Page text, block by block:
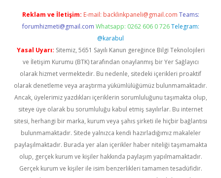
Reklam ve İletişim: E-mail: backlinkpaneli@gmail.com Teams:
forumhizmeti@gmail.com Whatsapp: 0262 606 0 726 Telegram:
@karabul
Yasal Uyarı: Sitemiz, 5651 Sayılı Kanun gereğince Bilgi Teknolojileri
ve İletişim Kurumu (BTK) tarafından onaylanmış bir Yer Sağlayıcı
olarak hizmet vermektedir. Bu nedenle, sitedeki içerikleri proaktif
olarak denetleme veya araştırma yükümlülüğümüz bulunmamaktadır.
Ancak, üyelerimiz yazdıkları içeriklerin sorumluluğunu taşımakta olup,
siteye üye olarak bu sorumluluğu kabul etmiş sayılırlar. Bu internet
sitesi, herhangi bir marka, kurum veya şahıs şirketi ile hiçbir bağlantısı
bulunmamaktadır. Sitede yalnızca kendi hazırladığımız makaleler
paylaşılmaktadır. Burada yer alan içerikler haber niteliği taşımamakta
olup, gerçek kurum ve kişiler hakkında paylaşım yapılmamaktadır.
Gerçek kurum ve kişiler ile isim benzerlikleri tamamen tesadüfidir.